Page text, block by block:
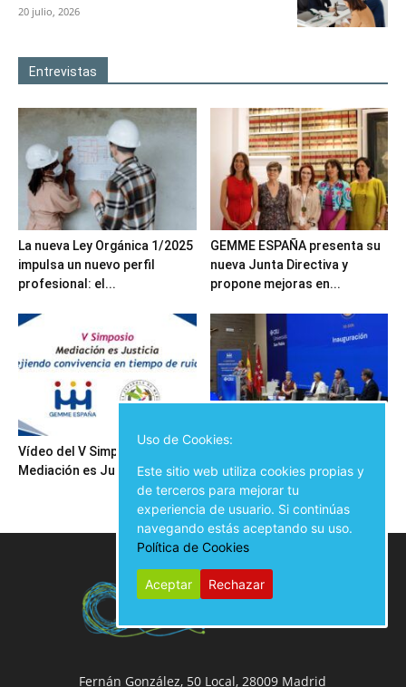
20 julio, 2026
Entrevistas
La nueva Ley Orgánica 1/2025
impulsa un nuevo perfil
profesional: el...
GEMME ESPAÑA presenta su
nueva Junta Directiva y
propone mejoras en...
Vídeo del V Simposio
Mediación es Justicia
Mediación es Justicia
Fernán González, 50 Local, 28009 Madrid
Uso de Cookies:
Este sitio web utiliza cookies propias y
de terceros para mejorar tu
experiencia de usuario. Si continúas
navegando estás aceptando su uso.
Política de Cookies
Aceptar Rechazar